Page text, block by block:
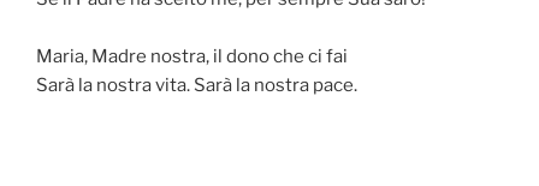
Maria, Madre nostra, il dono che ci fai
Sarà la nostra vita. Sarà la nostra pace.